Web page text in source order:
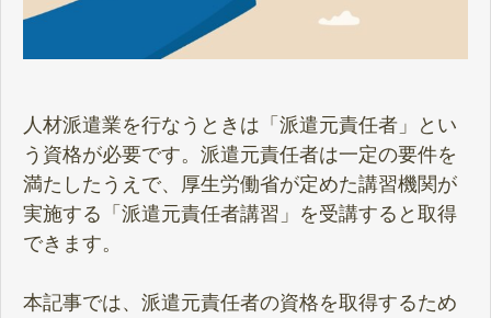
人材派遣業を行なうときは「派遣元責任者」とい
う資格が必要です。派遣元責任者は一定の要件を
満たしたうえで、厚生労働省が定めた講習機関が
実施する「派遣元責任者講習」を受講すると取得
できます。
本記事では、派遣元責任者の資格を取得するため